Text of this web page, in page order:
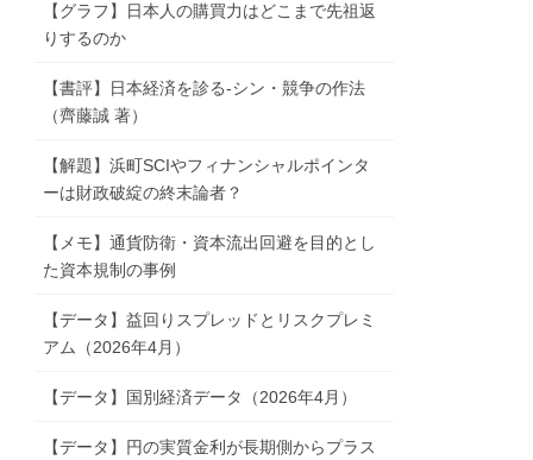
【グラフ】日本人の購買力はどこまで先祖返
りするのか
【書評】日本経済を診る-シン・競争の作法
（齊藤誠 著）
【解題】浜町SCIやフィナンシャルポインタ
ーは財政破綻の終末論者？
【メモ】通貨防衛・資本流出回避を目的とし
た資本規制の事例
【データ】益回りスプレッドとリスクプレミ
アム（2026年4月）
【データ】国別経済データ（2026年4月）
【データ】円の実質金利が長期側からプラス